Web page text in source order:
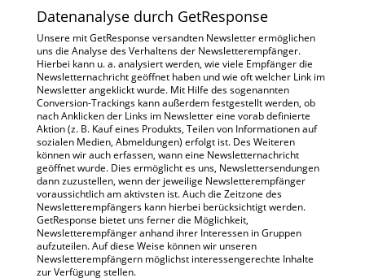
Datenanalyse durch GetResponse
Unsere mit GetResponse versandten Newsletter ermöglichen
uns die Analyse des Verhaltens der Newsletterempfänger.
Hierbei kann u. a. analysiert werden, wie viele Empfänger die
Newsletternachricht geöffnet haben und wie oft welcher Link im
Newsletter angeklickt wurde. Mit Hilfe des sogenannten
Conversion-Trackings kann außerdem festgestellt werden, ob
nach Anklicken der Links im Newsletter eine vorab definierte
Aktion (z. B. Kauf eines Produkts, Teilen von Informationen auf
sozialen Medien, Abmeldungen) erfolgt ist. Des Weiteren
können wir auch erfassen, wann eine Newsletternachricht
geöffnet wurde. Dies ermöglicht es uns, Newslettersendungen
dann zuzustellen, wenn der jeweilige Newsletterempfänger
voraussichtlich am aktivsten ist. Auch die Zeitzone des
Newsletterempfängers kann hierbei berücksichtigt werden.
GetResponse bietet uns ferner die Möglichkeit,
Newsletterempfänger anhand ihrer Interessen in Gruppen
aufzuteilen. Auf diese Weise können wir unseren
Newsletterempfängern möglichst interessengerechte Inhalte
zur Verfügung stellen.